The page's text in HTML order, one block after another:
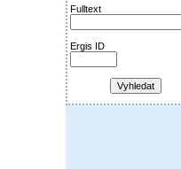
Fulltext
Ergis ID